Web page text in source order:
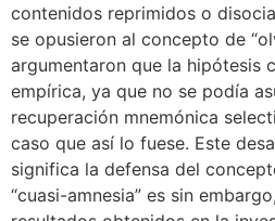
contenidos reprimidos o
se opusieron al concepto de
argumentaron que la hipótesis
empírica, ya que no se podía
recuperación mnemónica
caso que así lo fuese. Este
significa la defensa del
“cuasi-amnesia” es sin